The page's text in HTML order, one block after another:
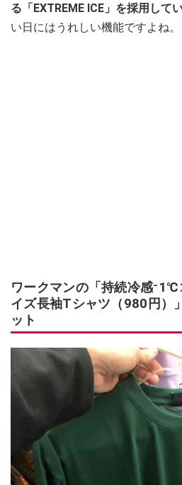
る「EXTREME ICE」を採用してい
い日にはうれしい機能ですよね。
ワークマンの「持続冷感
イズ長袖Tシャツ（980円）
ット